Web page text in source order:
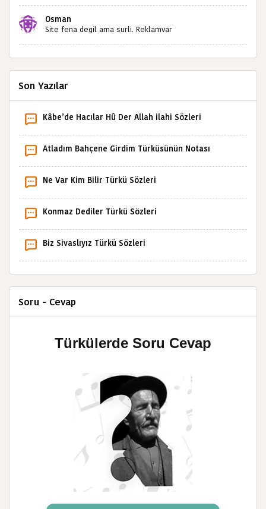
Osman
Site fena degil ama surli. Reklamvar
Son Yazılar
Kâbe’de Hacılar Hû Der Allah ilahi Sözleri
Atladım Bahçene Girdim Türküsünün Notası
Ne Var Kim Bilir Türkü Sözleri
Konmaz Dediler Türkü Sözleri
Biz Sivaslıyız Türkü Sözleri
Soru - Cevap
Türkülerde Soru Cevap